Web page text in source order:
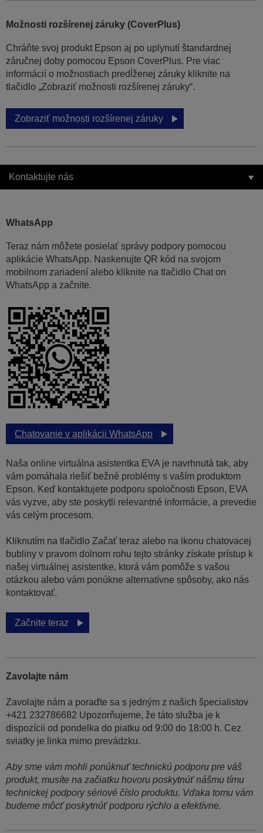
Možnosti rozšírenej záruky (CoverPlus)
Chráňte svoj produkt Epson aj po uplynutí štandardnej
záručnej doby pomocou Epson CoverPlus. Pre viac
informácií o možnostiach predĺženej záruky kliknite na
tlačidlo „Zobraziť možnosti rozšírenej záruky“.
Zobraziť možnosti rozšírenej záruky
Kontaktujte nás
WhatsApp
Teraz nám môžete posielať správy podpory pomocou
aplikácie WhatsApp. Naskenujte QR kód na svojom
mobilnom zariadení alebo kliknite na tlačidlo Chat on
WhatsApp a začnite.
Chatovanie v aplikácii WhatsApp
Naša online virtuálna asistentka EVA je navrhnutá tak, aby
vám pomáhala riešiť bežné problémy s vaším produktom
Epson. Keď kontaktujete podporu spoločnosti Epson, EVA
vás vyzve, aby ste poskytli relevantné informácie, a prevedie
vás celým procesom.
Kliknutím na tlačidlo Začať teraz alebo na ikonu chatovacej
bubliny v pravom dolnom rohu tejto stránky získate prístup k
našej virtuálnej asistentke, ktorá vám pomôže s vašou
otázkou alebo vám ponúkne alternatívne spôsoby, ako nás
kontaktovať.
Začnite teraz
Zavolajte nám
Zavolajte nám a poraďte sa s jedným z našich špecialistov
+421 232786682 Upozorňujeme, že táto služba je k
dispozícii od pondelka do piatku od 9:00 do 18:00 h. Cez
sviatky je linka mimo prevádzku.
Aby sme vám mohli ponúknuť technickú podporu pre váš
produkt, musíte na začiatku hovoru poskytnúť nášmu tímu
technickej podpory sériové číslo produktu. Vďaka tomu vám
budeme môcť poskytnúť podporu rýchlo a efektívne.